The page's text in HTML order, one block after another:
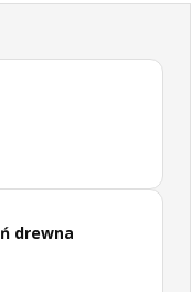
Recenzje ogółem: 3
drewna